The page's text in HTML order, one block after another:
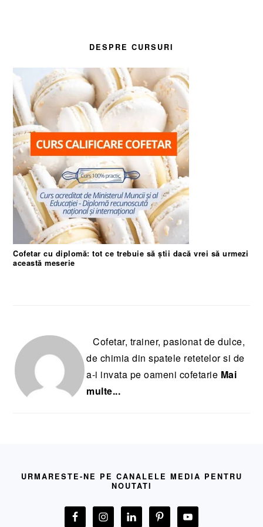
DESPRE CURSURI
Cofetar cu diplomă: tot ce trebuie să știi dacă vrei să urmezi
această meserie
Cofetar, trainer, pasionat de dulce,
de chimia din spatele retetelor si de
a-i invata pe oameni cofetarie Mai
multe...
URMARESTE-NE PE CANALELE MEDIA PENTRU
NOUTATI